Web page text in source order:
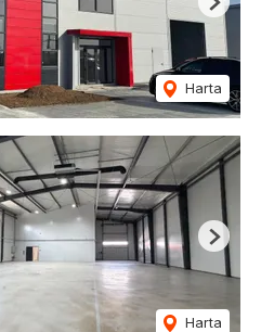
Harta
Next
Harta
Next